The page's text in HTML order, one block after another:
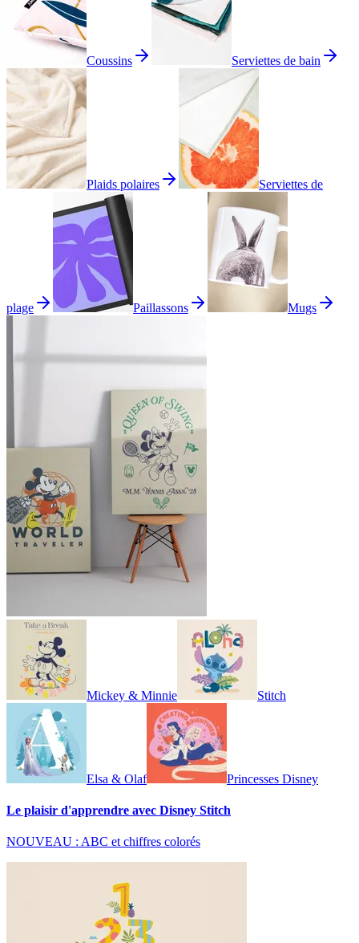
Coussins Serviettes de bain
Plaids polaires Serviettes de
plage Paillassons Mugs
Mickey & Minnie Stitch
Elsa & Olaf Princesses Disney
Le plaisir d'apprendre avec Disney Stitch
NOUVEAU : ABC et chiffres colorés